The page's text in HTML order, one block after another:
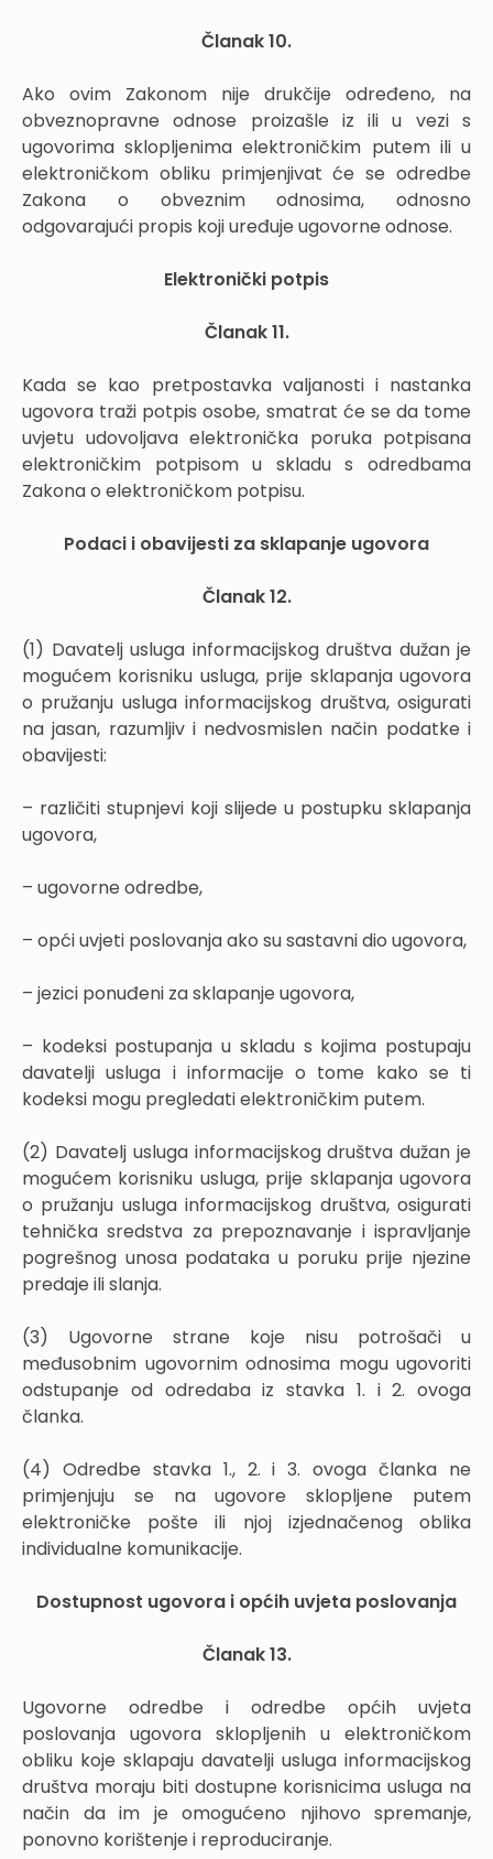
Članak 10.
Ako ovim Zakonom nije drukčije određeno, na
obveznopravne odnose proizašle iz ili u vezi s
ugovorima sklopljenima elektroničkim putem ili u
elektroničkom obliku primjenjivat će se odredbe
Zakona o obveznim odnosima, odnosno
odgovarajući propis koji uređuje ugovorne odnose.
Elektronički potpis
Članak 11.
Kada se kao pretpostavka valjanosti i nastanka
ugovora traži potpis osobe, smatrat će se da tome
uvjetu udovoljava elektronička poruka potpisana
elektroničkim potpisom u skladu s odredbama
Zakona o elektroničkom potpisu.
Podaci i obavijesti za sklapanje ugovora
Članak 12.
(1) Davatelj usluga informacijskog društva dužan je
mogućem korisniku usluga, prije sklapanja ugovora
o pružanju usluga informacijskog društva, osigurati
na jasan, razumljiv i nedvosmislen način podatke i
obavijesti:
– različiti stupnjevi koji slijede u postupku sklapanja
ugovora,
– ugovorne odredbe,
– opći uvjeti poslovanja ako su sastavni dio ugovora,
– jezici ponuđeni za sklapanje ugovora,
– kodeksi postupanja u skladu s kojima postupaju
davatelji usluga i informacije o tome kako se ti
kodeksi mogu pregledati elektroničkim putem.
(2) Davatelj usluga informacijskog društva dužan je
mogućem korisniku usluga, prije sklapanja ugovora
o pružanju usluga informacijskog društva, osigurati
tehnička sredstva za prepoznavanje i ispravljanje
pogrešnog unosa podataka u poruku prije njezine
predaje ili slanja.
(3) Ugovorne strane koje nisu potrošači u
međusobnim ugovornim odnosima mogu ugovoriti
odstupanje od odredaba iz stavka 1. i 2. ovoga
članka.
(4) Odredbe stavka 1., 2. i 3. ovoga članka ne
primjenjuju se na ugovore sklopljene putem
elektroničke pošte ili njoj izjednačenog oblika
individualne komunikacije.
Dostupnost ugovora i općih uvjeta poslovanja
Članak 13.
Ugovorne odredbe i odredbe općih uvjeta
poslovanja ugovora sklopljenih u elektroničkom
obliku koje sklapaju davatelji usluga informacijskog
društva moraju biti dostupne korisnicima usluga na
način da im je omogućeno njihovo spremanje,
ponovno korištenje i reproduciranje.